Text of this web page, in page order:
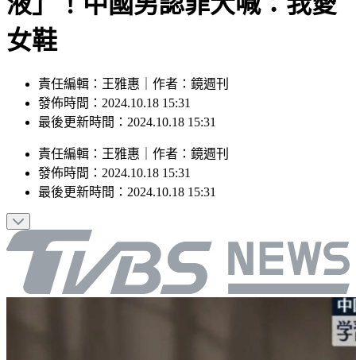
女鞋
發佈時間：2024.10.18 15:31
最後更新時間：2024.10.18 15:31
發佈時間： 2024.10.18 15:31
最後更新時間：2024.10.18 15:31